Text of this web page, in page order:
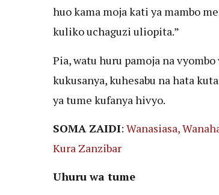
huo kama moja kati ya mambo
kuliko uchaguzi uliopita.”
Pia, watu huru pamoja na
kukusanya, kuhesabu na hata
ya tume kufanya hivyo.
SOMA ZAIDI: Wanasiasa,
Kura Zanzibar
Uhuru wa tume